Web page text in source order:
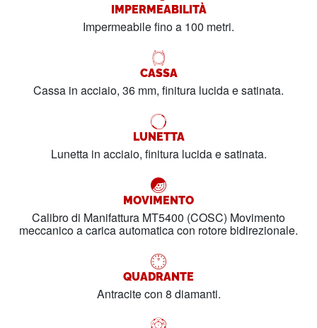
IMPERMEABILITÀ
Impermeabile fino a 100 metri.
CASSA
Cassa in acciaio, 36 mm, finitura lucida e satinata.
LUNETTA
Lunetta in acciaio, finitura lucida e satinata.
MOVIMENTO
Calibro di Manifattura MT5400 (COSC) Movimento
meccanico a carica automatica con rotore bidirezionale.
QUADRANTE
Antracite con 8 diamanti.